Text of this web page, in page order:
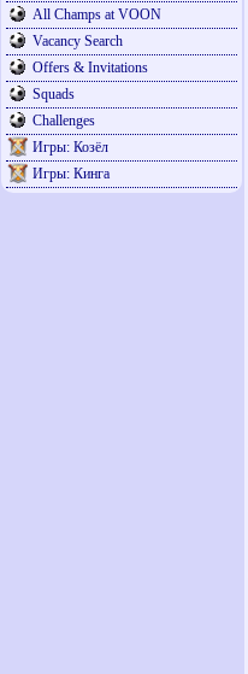
All Champs at VOON
Vacancy Search
Offers & Invitations
Squads
Challenges
Игры: Козёл
Игры: Кинга